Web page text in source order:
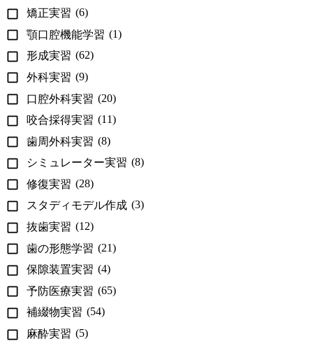
矯正実習 (6)
顎口腔機能学習 (1)
形成実習 (62)
外科実習 (9)
口腔外科実習 (20)
咬合採得実習 (11)
歯周外科実習 (8)
シミュレーター実習 (8)
修復実習 (28)
スタディモデル作成 (3)
抜歯実習 (12)
歯の形態学習 (21)
保隙装置実習 (4)
予防医療実習 (65)
補綴物実習 (54)
麻酔実習 (5)